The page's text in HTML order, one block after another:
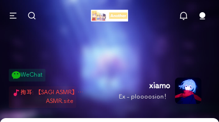
xiamo
Ex - ploooosion！
WeChat
掏耳: 【SAGI ASMR】今天就由阿米娅给博士掏耳吧「耳勺x鹅毛棒x吹气」 Hi-Res无损助眠 + 单刷: ASMR 精选4.0｜ 陪伴天花板 ✦扶扶の温柔哄睡 ✦ 顶级道具和语气词的交融 ✦ 扶桑大红花、
ASMR.site